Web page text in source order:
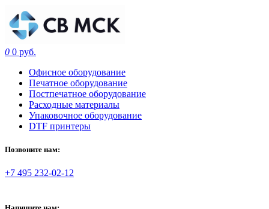
0 0 руб.
Офисное оборудование
Печатное оборудование
Постпечатное оборудование
Расходные материалы
Упаковочное оборудование
DTF принтеры
Позвоните нам:
+7 495 232-02-12